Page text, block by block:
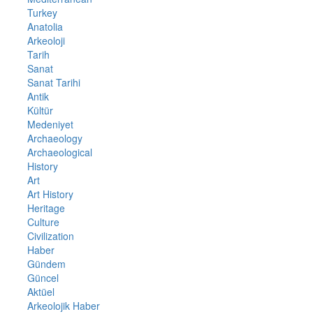
Turkey
Anatolia
Arkeoloji
Tarih
Sanat
Sanat Tarihi
Antik
Kültür
Medeniyet
Archaeology
Archaeological
History
Art
Art History
Heritage
Culture
Civilization
Haber
Gündem
Güncel
Aktüel
Arkeolojik Haber